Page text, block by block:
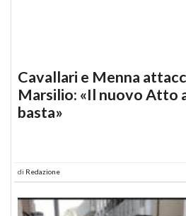
Cavallari e Menna
Marsilio: «Il nuovo Atto
basta»
di Redazione